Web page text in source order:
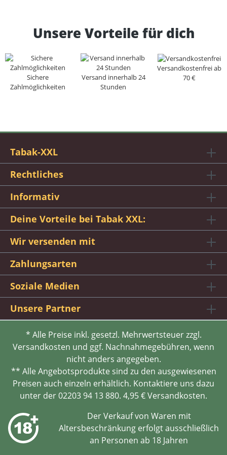
Unsere Vorteile für dich
Sichere
Zahlmöglichkeiten
Versand innerhalb 24
Stunden
Versandkostenfrei ab
70 €
Tabak-XXL
Rechtliches
Informativ
Deine Vorteile bei Tabak XXL:
Wir versenden mit
Zahlungsarten
Soziale Medien
Unsere Partner
* Alle Preise inkl. gesetzl. Mehrwertsteuer zzgl.
Versandkosten und ggf. Nachnahmegebühren, wenn
nicht anders angegeben.
** Alle Angebotsprodukte sind zu den ausgewiesenen
Preisen auch einzeln erhältlich. Kontaktiere uns dazu
unter der 02203 94 13 880. 4,95 € Versandkosten.
Der Verkauf von Waren mit
Altersbeschränkung erfolgt ausschließlich
an Personen ab 18 Jahren